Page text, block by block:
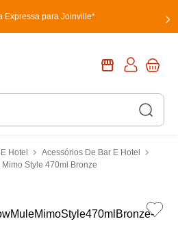
Expressa para Joinville*
Hotel
Acessórios De Bar E Hotel
Style 470ml Bronze